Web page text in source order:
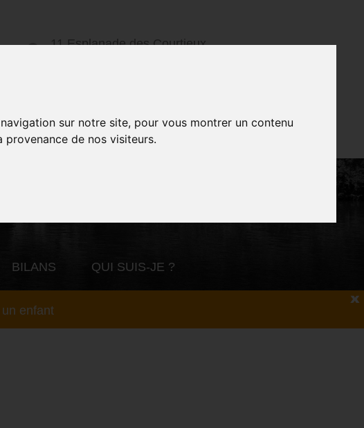
sur notre site, pour vous montrer un contenu
de nos visiteurs.
11 Esplanade des Courtieux
BILANS QUI SUIS-JE ?
enfant